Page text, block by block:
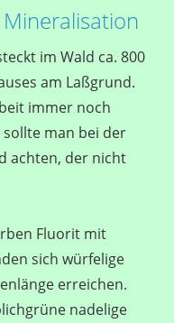
im Wald ca. 800
am Laßgrund.
immer noch
sollte man bei der
achten, der nicht
Fluorit mit
sich würfelige
erreichen.
nadelige